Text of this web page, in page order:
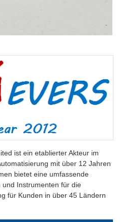
ist ein etablierter Akteur im
mit über 12 Jahren
bietet eine umfassende
und Instrumenten für die
für Kunden in über 45 Ländern